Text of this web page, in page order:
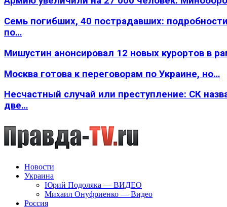
Семь погибших, 40 пострадавших:
по…
Мишустин анонсировал 12 новых курортов в
Москва готова к переговорам по Украине, но…
Несчастный случай или преступление: СК
две…
Новости
Украина
Юрий Подоляка — ВИДЕО
Михаил Онуфриенко — Видео
Россия